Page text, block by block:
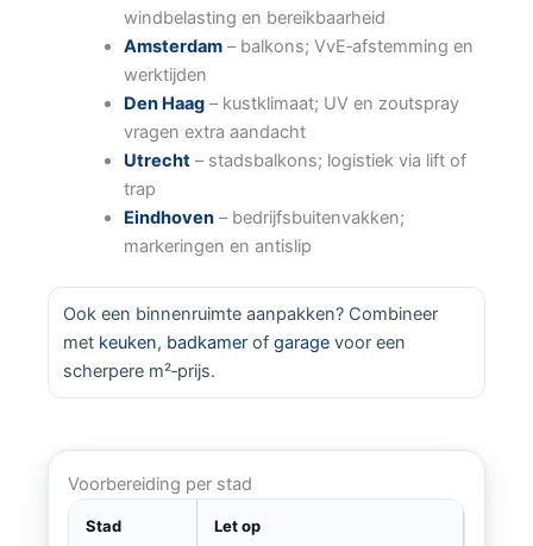
windbelasting en bereikbaarheid
Amsterdam– balkons; VvE‑afstemming en
werktijden
Den Haag– kustklimaat; UV en zoutspray
vragen extra aandacht
Utrecht– stadsbalkons; logistiek via lift of
trap
Eindhoven– bedrijfsbuitenvakken;
markeringen en antislip
Ook een binnenruimte aanpakken? Combineer
met keuken, badkamer of garage voor een
scherpere m²‑prijs.
Voorbereiding per stad
Stad Let op